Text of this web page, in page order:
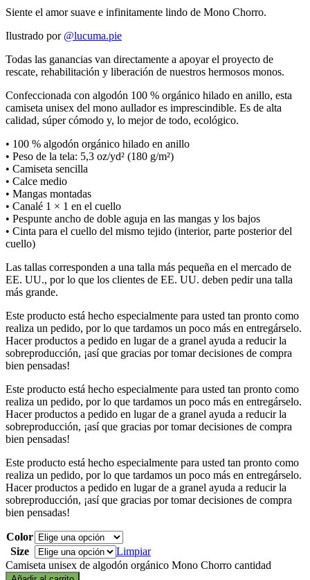
Siente el amor suave e infinitamente lindo de Mono Chorro.
Ilustrado por @lucuma.pie
Todas las ganancias van directamente a apoyar el proyecto de
rescate, rehabilitación y liberación de nuestros hermosos monos.
Confeccionada con algodón 100 % orgánico hilado en anillo, esta
camiseta unisex del mono aullador es imprescindible. Es de alta
calidad, súper cómodo y, lo mejor de todo, ecológico.
• 100 % algodón orgánico hilado en anillo
• Peso de la tela: 5,3 oz/yd² (180 g/m²)
• Camiseta sencilla
• Calce medio
• Mangas montadas
• Canalé 1 × 1 en el cuello
• Pespunte ancho de doble aguja en las mangas y los bajos
• Cinta para el cuello del mismo tejido (interior, parte posterior del
cuello)
Las tallas corresponden a una talla más pequeña en el mercado de
EE. UU., por lo que los clientes de EE. UU. deben pedir una talla
más grande.
Este producto está hecho especialmente para usted tan pronto como
realiza un pedido, por lo que tardamos un poco más en entregárselo.
Hacer productos a pedido en lugar de a granel ayuda a reducir la
sobreproducción, ¡así que gracias por tomar decisiones de compra
bien pensadas!
Este producto está hecho especialmente para usted tan pronto como
realiza un pedido, por lo que tardamos un poco más en entregárselo.
Hacer productos a pedido en lugar de a granel ayuda a reducir la
sobreproducción, ¡así que gracias por tomar decisiones de compra
bien pensadas!
Este producto está hecho especialmente para usted tan pronto como
realiza un pedido, por lo que tardamos un poco más en entregárselo.
Hacer productos a pedido en lugar de a granel ayuda a reducir la
sobreproducción, ¡así que gracias por tomar decisiones de compra
bien pensadas!
Color
Size
Limpiar
Camiseta unisex de algodón orgánico Mono Chorro cantidad